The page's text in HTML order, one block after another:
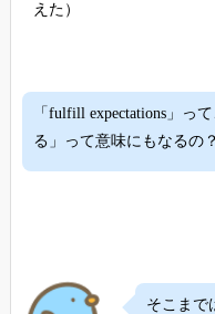
えた）
「fulfill expectations」っ
る」って意味にもなるの？
そこまで